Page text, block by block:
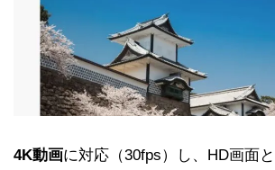
4K動画に対応（30fps）し、HD画面